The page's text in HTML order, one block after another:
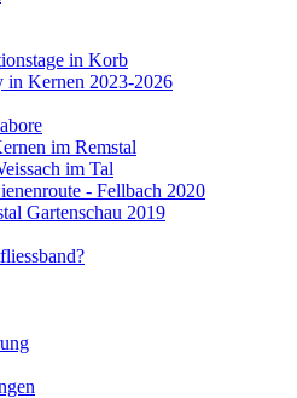
in Korb
in Kernen 2023-2026
im Remstal
im Tal
- Fellbach 2020
Gartenschau 2019